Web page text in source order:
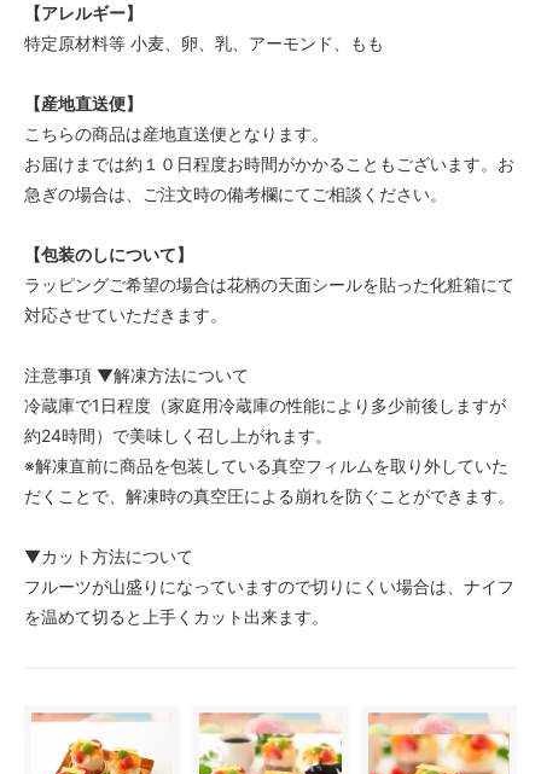
【アレルギー】
特定原材料等 小麦、卵、乳、アーモンド、もも
【産地直送便】
こちらの商品は産地直送便となります。
お届けまでは約１０日程度お時間がかかることもございます。お
急ぎの場合は、ご注文時の備考欄にてご相談ください。
【包装のしについて】
ラッピングご希望の場合は花柄の天面シールを貼った化粧箱にて
対応させていただきます。
注意事項 ▼解凍方法について
冷蔵庫で1日程度（家庭用冷蔵庫の性能により多少前後しますが
約24時間）で美味しく召し上がれます。
※解凍直前に商品を包装している真空フィルムを取り外していた
だくことで、解凍時の真空圧による崩れを防ぐことができます。
▼カット方法について
フルーツが山盛りになっていますので切りにくい場合は、ナイフ
を温めて切ると上手くカット出来ます。